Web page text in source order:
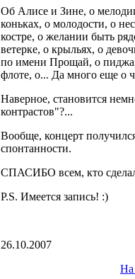
Об Алисе и Зине, о
коньках, о молодости, о
костре, о желании быть
ветерке, о крыльях, о
по имени Прощай, о
флоте, о... Да много еще о
Наверное, становится
контрастов"?...
Вообще, концерт
спонтанности.
СПАСИБО всем, кто
P.S. Имеется запись! :)
26.10.2007
На